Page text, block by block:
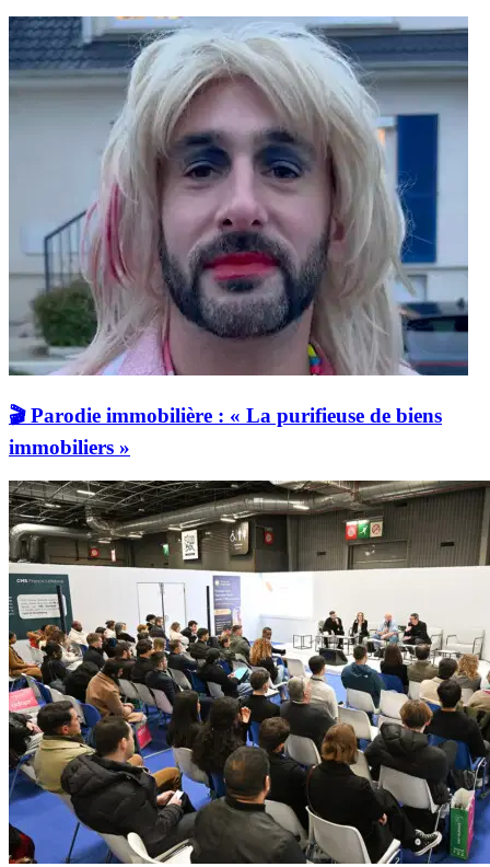
🎬 Parodie immobilière : « La purifieuse de biens
immobiliers »